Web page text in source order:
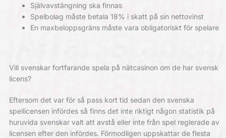
Självavstängning ska finnas
Spelbolag måste betala 18% i skatt på sin nettovinst
En maxbeloppsgräns måste vara obligatoriskt för spelare
Vill svenskar fortfarande spela på nätcasinon om de har svensk
licens?
Eftersom det var för så pass kort tid sedan den svenska
spellicensen infördes så finns det inte riktigt någon statistik på
huruvida svenskar valt att avstå eller inte från spel reglerade av
licensen efter den infördes. Förmodligen uppskattar de flesta